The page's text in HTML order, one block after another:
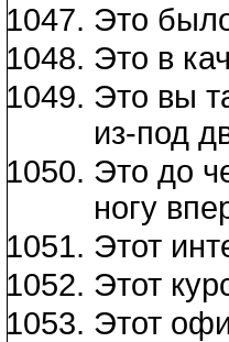
Это
Это в
Это вы
из-под
Это до
ногу
Этот
Этот
Этот